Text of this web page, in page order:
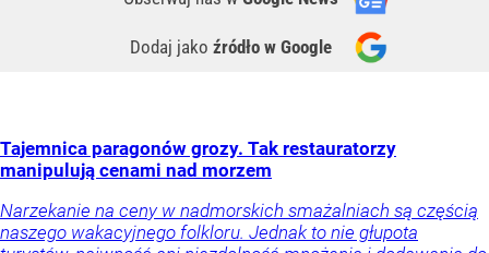
Dodaj jako źródło w Google
Tajemnica paragonów grozy. Tak restauratorzy
manipulują cenami nad morzem
Narzekanie na ceny w nadmorskich smażalniach są częścią
naszego wakacyjnego folkloru. Jednak to nie głupota